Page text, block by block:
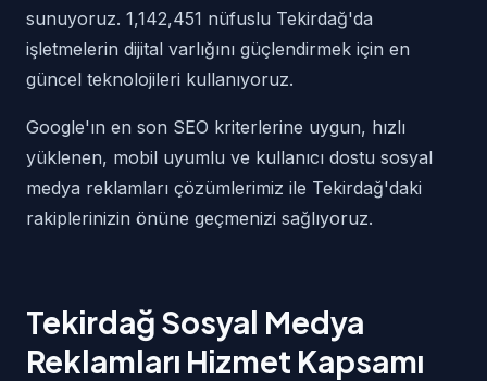
sunuyoruz. 1,142,451 nüfuslu Tekirdağ'da
işletmelerin dijital varlığını güçlendirmek için en
güncel teknolojileri kullanıyoruz.
Google'ın en son SEO kriterlerine uygun, hızlı
yüklenen, mobil uyumlu ve kullanıcı dostu sosyal
medya reklamları çözümlerimiz ile Tekirdağ'daki
rakiplerinizin önüne geçmenizi sağlıyoruz.
Tekirdağ Sosyal Medya
Reklamları Hizmet Kapsamı